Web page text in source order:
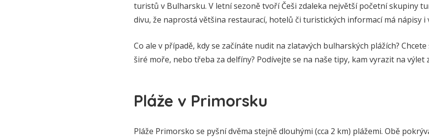
turistů v Bulharsku. V letní sezoně tvoří Češi zdaleka největší početní skupiny
divu, že naprostá většina restaurací, hotelů či turistických informací má nápisy i
Co ale v případě, kdy se začínáte nudit na zlatavých bulharských plážích?
širé moře, nebo třeba za delfíny? Podívejte se na naše tipy, kam vyrazit na výlet
Pláže v Primorsku
Pláže Primorsko se pyšní dvěma stejně dlouhými (cca 2 km) plážemi. Obě